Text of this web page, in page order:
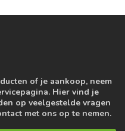
of je aankoop, neem
Hier vind je
op veelgestelde vragen
met ons op te nemen.